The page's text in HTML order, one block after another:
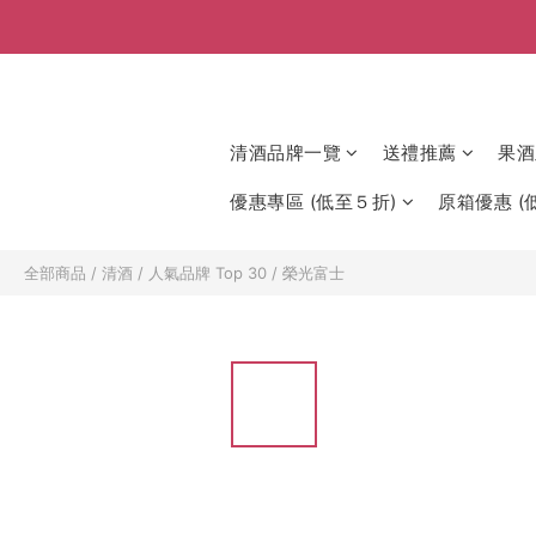
清酒品牌一覽 送禮推薦 果
優惠專區 (低至５折) 原箱優惠 (
全部商品 / 清酒 / 人氣品牌 Top 30 / 榮光富士